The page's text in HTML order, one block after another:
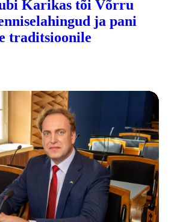
Karikas tõi Võrru
ja pani
traditsioonile